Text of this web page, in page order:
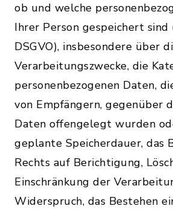
ob und welche
Ihrer Person gespeichert sind
DSGVO), insbesondere über
Verarbeitungszwecke, die
personenbezogenen Daten,
von Empfängern, gegenüber
Daten offengelegt wurden
geplante Speicherdauer, das
Rechts auf Berichtigung,
Einschränkung der
Widerspruch, das Bestehen